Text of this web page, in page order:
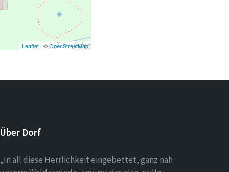
Leaflet| ©OpenStreetMap
Über Dorf
„In all diese Herrlichkeit eingebettet, ganz nah